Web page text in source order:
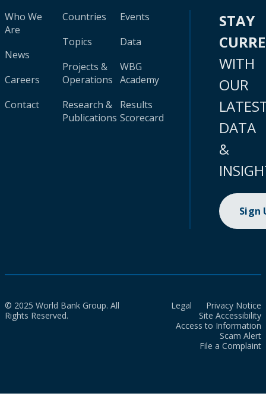
Who We
Are
News
Careers
Contact
Countries
Topics
Projects &
Operations
Research &
Publications
Events
Data
WBG
Academy
Results
Scorecard
STAY
WITH
OUR
DATA
&
Sign
© 2025 World Bank Group. All
Rights Reserved.
Legal
Privacy Notice
Site Accessibility
Access to Information
Scam Alert
File a Complaint